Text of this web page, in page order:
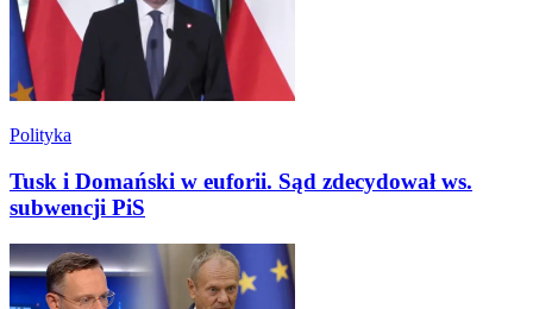
Polityka
Tusk i Domański w euforii. Sąd zdecydował ws.
subwencji PiS